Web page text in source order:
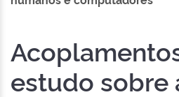
estudo sobre